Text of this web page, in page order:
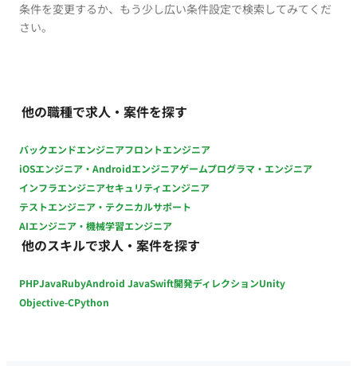
条件を変更するか、もう少し広い条件設定で検索してみてくだ
さい。
他の職種で求人・案件を探す
バックエンドエンジニアフロントエンジニア
iOSエンジニア・Androidエンジニアゲームプログラマ・エンジニア
インフラエンジニアセキュリティエンジニア
テストエンジニア・テクニカルサポート
AIエンジニア・機械学習エンジニア
他のスキルで求人・案件を探す
PHPJavaRubyAndroid JavaSwift開発ディレクションUnity
Objective-CPython